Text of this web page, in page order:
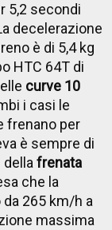
5,2 secondi
decelerazione
è di 5,4 kg
HTC 64T di
curve 10
i casi le
frenano per
è sempre di
dellafrenata
che la
265 km/h a
massima